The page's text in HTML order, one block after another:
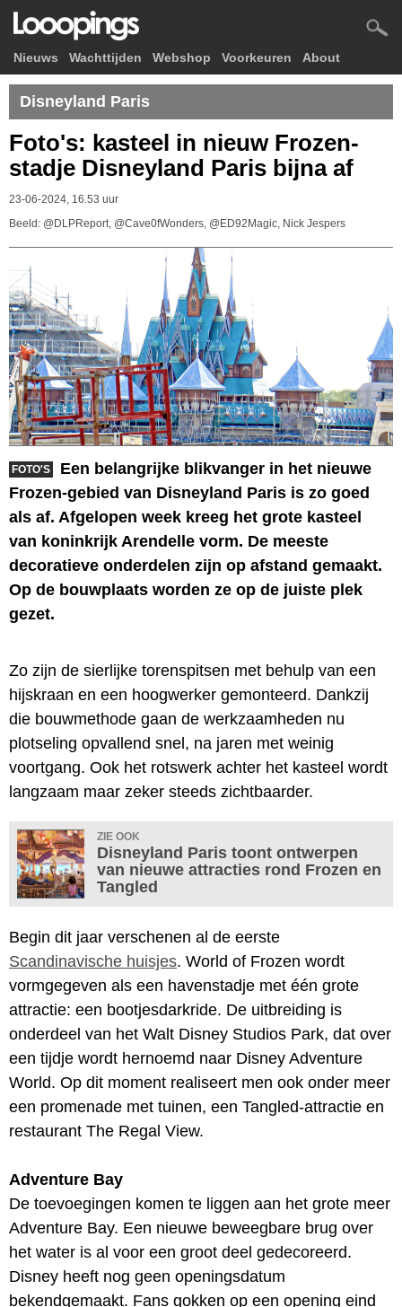
Nieuws Wachttijden Webshop Voorkeuren About
Disneyland Paris
Foto's: kasteel in nieuw Frozen-
stadje Disneyland Paris bijna af
23-06-2024, 16.53 uur
Beeld: @DLPReport, @Cave0fWonders, @ED92Magic, Nick Jespers
FOTO'S
Een belangrijke blikvanger in het nieuwe
Frozen-gebied van Disneyland Paris is zo goed
als af. Afgelopen week kreeg het grote kasteel
van koninkrijk Arendelle vorm. De meeste
decoratieve onderdelen zijn op afstand gemaakt.
Op de bouwplaats worden ze op de juiste plek
gezet.
Zo zijn de sierlijke torenspitsen met behulp van een
hijskraan en een hoogwerker gemonteerd. Dankzij
die bouwmethode gaan de werkzaamheden nu
plotseling opvallend snel, na jaren met weinig
voortgang. Ook het rotswerk achter het kasteel wordt
langzaam maar zeker steeds zichtbaarder.
ZIE OOK
Disneyland Paris toont ontwerpen
van nieuwe attracties rond Frozen en
Tangled
Begin dit jaar verschenen al de eerste
Scandinavische huisjes. World of Frozen wordt
vormgegeven als een havenstadje met één grote
attractie: een bootjesdarkride. De uitbreiding is
onderdeel van het Walt Disney Studios Park, dat over
een tijdje wordt hernoemd naar Disney Adventure
World. Op dit moment realiseert men ook onder meer
een promenade met tuinen, een Tangled-attractie en
restaurant The Regal View.
Adventure Bay
De toevoegingen komen te liggen aan het grote meer
Adventure Bay. Een nieuwe beweegbare brug over
het water is al voor een groot deel gedecoreerd.
Disney heeft nog geen openingsdatum
bekendgemaakt. Fans gokken op een opening eind